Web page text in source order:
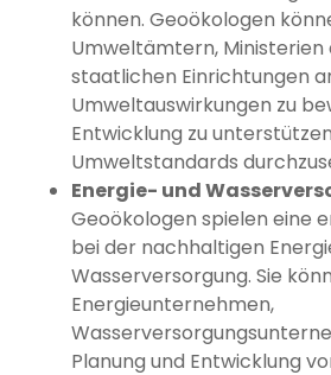
können. Geoökologen
Umweltämtern,
staatlichen Einrichtungen
Umweltauswirkungen zu
Entwicklung zu
Umweltstandards
Energie- und
Geoökologen spielen eine
bei der nachhaltigen
Wasserversorgung. Sie
Energieunternehmen,
Planung und Entwicklung